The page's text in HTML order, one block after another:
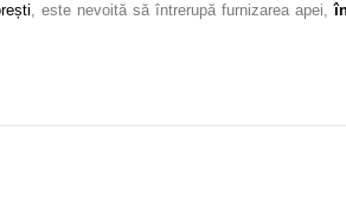
, este nevoită să întrerupă furnizarea apei,